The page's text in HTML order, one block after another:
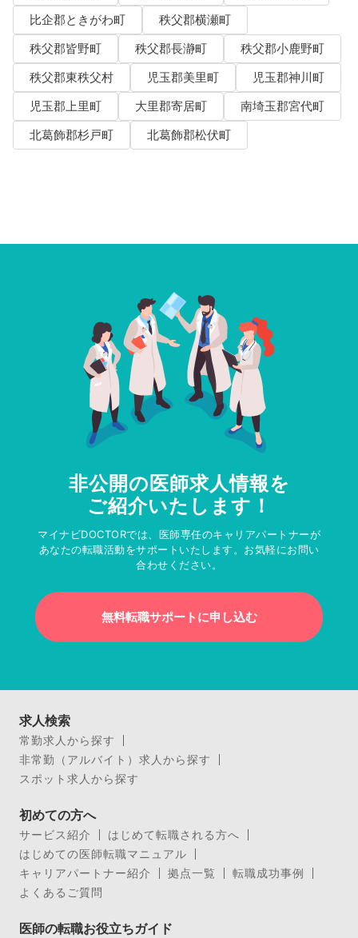
比企郡ときがわ町
秩父郡横瀬町
秩父郡皆野町
秩父郡長瀞町
秩父郡小鹿野町
秩父郡東秩父村
児玉郡美里町
児玉郡神川町
児玉郡上里町
大里郡寄居町
南埼玉郡宮代町
北葛飾郡杉戸町
北葛飾郡松伏町
非公開の医師求人情報を
ご紹介いたします！
マイナビDOCTORでは、医師専任のキャリアパートナーが
あなたの転職活動をサポートいたします。お気軽にお問い
合わせください。
無料転職サポートに申し込む
求人検索
常勤求人から探す
非常勤（アルバイト）求人から探す
スポット求人から探す
初めての方へ
サービス紹介
はじめて転職される方へ
はじめての医師転職マニュアル
キャリアパートナー紹介
拠点一覧
転職成功事例
よくあるご質問
医師の転職お役立ちガイド